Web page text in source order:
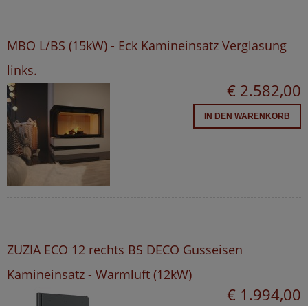
MBO L/BS (15kW) - Eck Kamineinsatz Verglasung
links.
€ 2.582,00
IN DEN WARENKORB
ZUZIA ECO 12 rechts BS DECO Gusseisen
Kamineinsatz - Warmluft (12kW)
€ 1.994,00